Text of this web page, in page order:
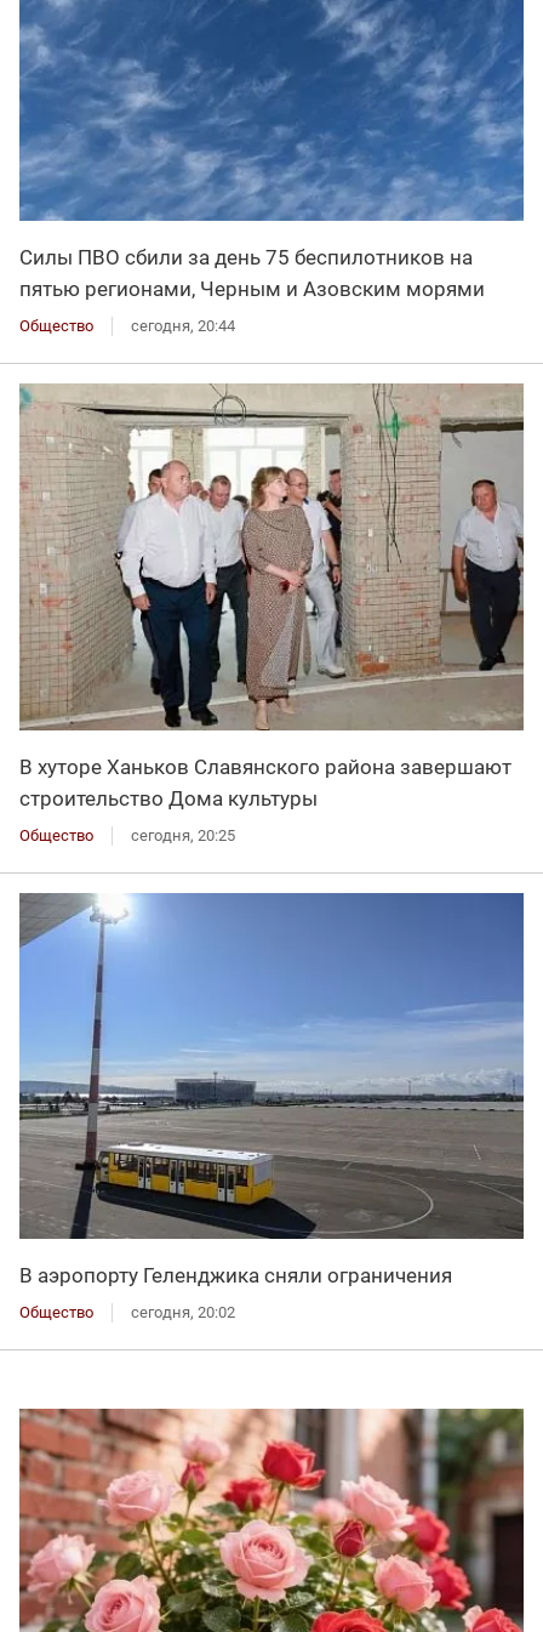
Силы ПВО сбили за день 75 беспилотников на
пятью регионами, Черным и Азовским морями
Общество сегодня, 20:44
В хуторе Ханьков Славянского района завершают
строительство Дома культуры
Общество сегодня, 20:25
В аэропорту Геленджика сняли ограничения
Общество сегодня, 20:02